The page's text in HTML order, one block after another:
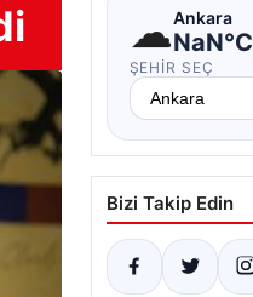
☁Ankara
NaN°C
ŞEHIR SEÇ
Bizi Takip Edin